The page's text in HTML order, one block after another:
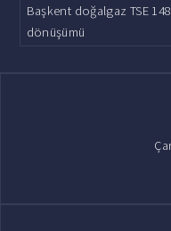
Başkent doğalgaz TSE
dönüşümü